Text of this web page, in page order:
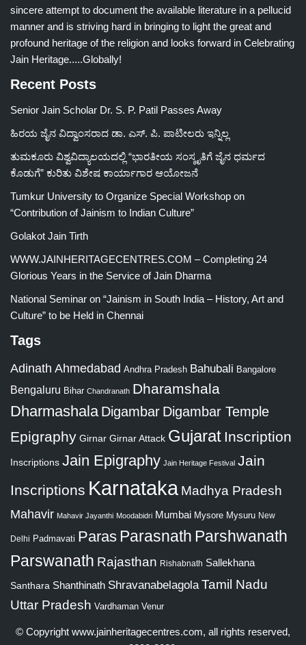
sincere attempt to document the available literature in a pellucid
manner and is striving hard in bringing to light the great and
profound heritage of the religion and looks forward in Celebrating
Jain Heritage.....Globally!
Recent Posts
Senior Jain Scholar Dr. S. P. Patil Passes Away
ಹಿರಯ ಜೈನ ವಿದ್ವಾಂಸರಾದ ಡಾ. ಎಸ್. ಪಿ. ಪಾಟೀಲರು ಇನ್ನಿಲ್ಲ
ತುಮಕೂರು ವಿಶ್ವವಿದ್ಯಾಲಯದಲ್ಲಿ “ಭಾರತೀಯ ಸಂಸ್ಕೃತಿಗೆ ಜೈನ ಧರ್ಮದ
ಕೊಡುಗೆ” ಕುರಿತು ವಿಶೇಷ ಕಾರ್ಯಾಗಾರ ಆಯೋಜನೆ
Tumkur University to Organize Special Workshop on
“Contribution of Jainism to Indian Culture”
Golakot Jain Tirth
WWW.JAINHERITAGECENTRES.COM – Completing 24
Glorious Years in the Service of Jain Dharma
National Seminar on “Jainism in South India – History, Art and
Culture” to be Held in Chennai
Tags
Adinath Ahmedabad Andhra Pradesh Bahubali Bangalore
Bengaluru Bihar Chandranath Dharamshala
Dharmashala Digambar Digambar Temple
Epigraphy Girnar Girnar Attack Gujarat Inscription
Inscriptions Jain Epigraphy Jain Heritage Festival Jain
Inscriptions Karnataka Madhya Pradesh
Mahavir Mahavir Jayanthi Moodabidri Mumbai Mysore Mysuru New
Delhi Padmavati Paras Parasnath Parshwanath
Parswanath Rajasthan Rishabnath Sallekhana
Santhara Shanthinath Shravanabelagola Tamil Nadu
Uttar Pradesh Vardhaman Venur
© Copyright www.jainheritagecentres.com, all rights reserved,